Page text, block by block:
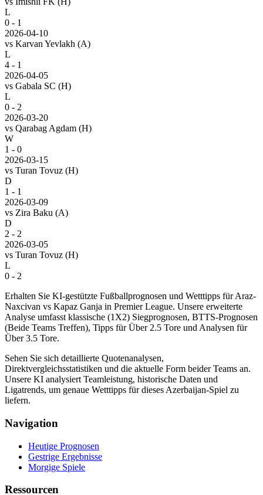
L
0 - 1
2026-04-10
vs Karvan Yevlakh (A)
L
4 - 1
2026-04-05
vs Gabala SC (H)
L
0 - 2
2026-03-20
vs Qarabag Agdam (H)
W
1 - 0
2026-03-15
vs Turan Tovuz (H)
D
1 - 1
2026-03-09
vs Zira Baku (A)
D
2 - 2
2026-03-05
vs Turan Tovuz (H)
L
0 - 2
Erhalten Sie KI-gestützte Fußballprognosen und Wetttipps für Araz-
Naxcivan vs Kapaz Ganja in Premier League. Unsere erweiterte
Analyse umfasst klassische (1X2) Siegprognosen, BTTS-Prognosen
(Beide Teams Treffen), Tipps für Über 2.5 Tore und Analysen für
Über 3.5 Tore.
Sehen Sie sich detaillierte Quotenanalysen,
Direktvergleichsstatistiken und die aktuelle Form beider Teams an.
Unsere KI analysiert Teamleistung, historische Daten und
Ligatrends, um genaue Wetttipps für dieses Azerbaijan-Spiel zu
liefern.
Navigation
Heutige Prognosen
Gestrige Ergebnisse
Morgige Spiele
Ressourcen